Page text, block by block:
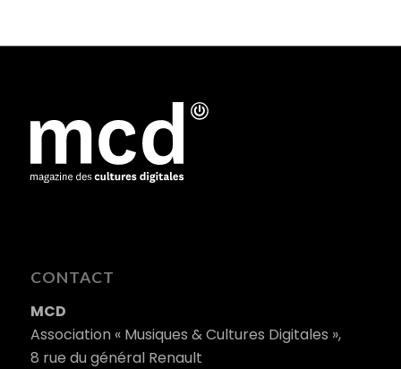
CONTACT
MCD
Association « Musiques & Cultures Digitales »,
8 rue du général Renault